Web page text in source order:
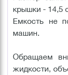
крышки - 14,5
Емкость не
машин.
Обращаем
жидкости,